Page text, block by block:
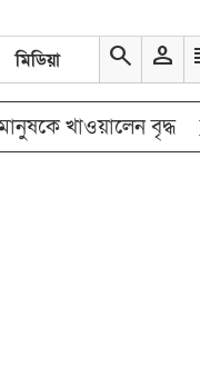
মিডিয়া search person
খাওয়ালেন বৃদ্ধ double_arrow